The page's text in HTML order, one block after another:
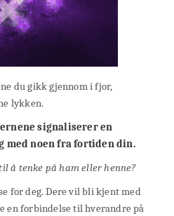
du gikk gjennom i fjor,
lykken.
signaliserer en
med noen fra fortiden din.
å tenke på ham eller henne?
for deg. Dere vil bli kjent med
en forbindelse til hverandre på